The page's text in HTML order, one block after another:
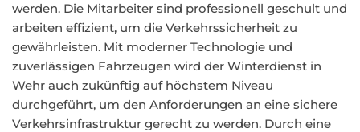
werden. Die Mitarbeiter sind professionell geschult und
arbeiten effizient, um die Verkehrssicherheit zu
gewährleisten. Mit moderner Technologie und
zuverlässigen Fahrzeugen wird der Winterdienst in
Wehr auch zukünftig auf höchstem Niveau
durchgeführt, um den Anforderungen an eine sichere
Verkehrsinfrastruktur gerecht zu werden. Durch eine